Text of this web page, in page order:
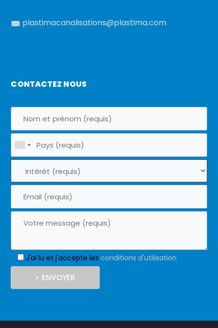
plastimacanalisations@plastima.com
CONTACTEZ NOUS
J'ai lu et j'accepte lesconditions d'utilisation